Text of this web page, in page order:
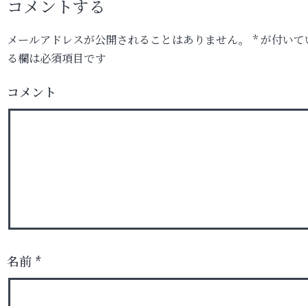
コメントする
メールアドレスが公開されることはありません。 *が付いて
る欄は必須項目です
コメント
名前 *